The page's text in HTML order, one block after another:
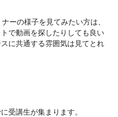
ーの様子を見てみたい方は、
で動画を探したりしても良い
に共通する雰囲気は見てとれ
受講生が集まります。